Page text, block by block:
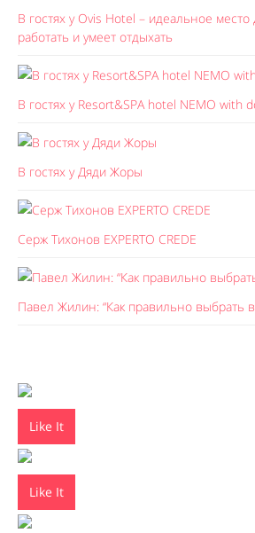
В гостях у Ovis Hotel – идеальное место
работать и умеет отдыхать
В гостях у Resort&SPA hotel NEMO with
В гостях у Дяди Жоры
Серж Тихонов EXPERTO CREDE
Павел Жилин: “Как правильно выбрать
Like It
Like It